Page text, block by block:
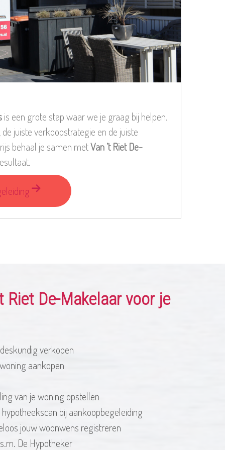
is een grote stap waar we je graag bij helpen.
juiste verkoopstrategie en de juiste
behaal je samen metVan ’t Riet De-
Riet De-Makelaar voor je
verkopen
aankopen
van je woning opstellen
bij aankoopbegeleiding
jouw woonwens registreren
De Hypotheker